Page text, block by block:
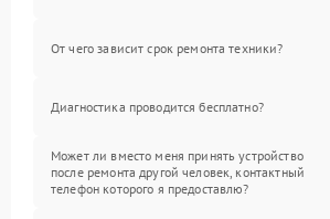
От чего зависит срок ремонта техники?
Диагностика проводится бесплатно?
Может ли вместо меня принять устройство
после ремонта другой человек, контактный
телефон которого я предоставлю?